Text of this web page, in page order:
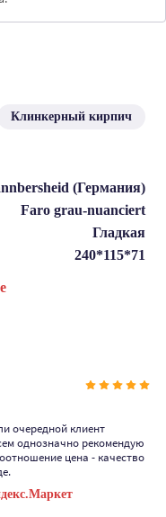
Клинкерный кирпич
(Германия)
Faro grau-nuanciert
Гладкая
240*115*71
очередной клиент
однозначно рекомендую
цена - качество